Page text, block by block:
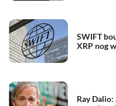
SWIFT
XRP nog
Ray